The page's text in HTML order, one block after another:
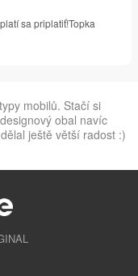
sa priplatiť!Topka
mobilů. Stačí si
obal navíc
ještě větší radost :)